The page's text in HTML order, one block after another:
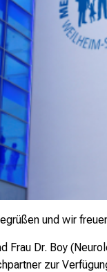
und wir
Frau Dr. Boy
zur